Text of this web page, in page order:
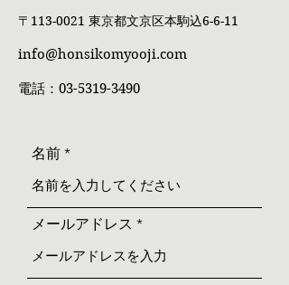
info@honsikomyooji.com
電話：03-5319-3490
名前
メールアドレス
〒113-0021 東京都文京区本駒込6-6-11